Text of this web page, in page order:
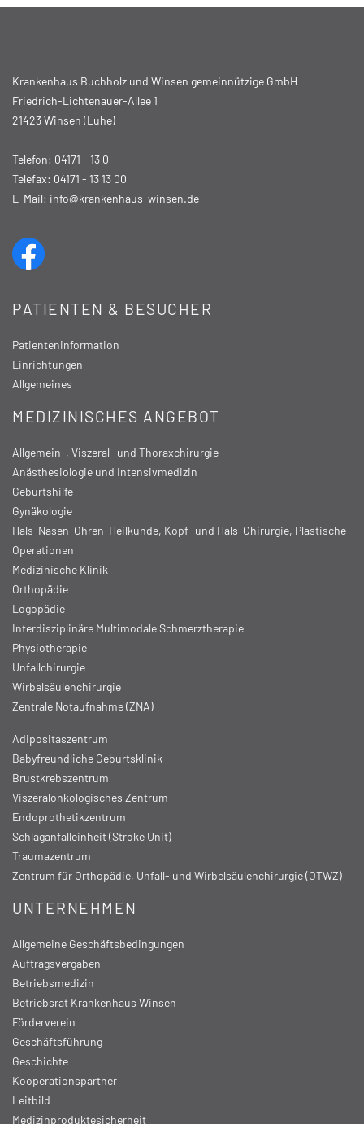
Krankenhaus Buchholz und Winsen gemeinnützige GmbH
Friedrich-Lichtenauer-Allee 1
21423 Winsen (Luhe)
Telefon: 04171 - 13 0
Telefax: 04171 - 13 13 00
E-Mail: info@krankenhaus-winsen.de
PATIENTEN & BESUCHER
Patienteninformation
Einrichtungen
Allgemeines
MEDIZINISCHES ANGEBOT
Allgemein-, Viszeral- und Thoraxchirurgie
Anästhesiologie und Intensivmedizin
Geburtshilfe
Gynäkologie
Hals-Nasen-Ohren-Heilkunde, Kopf- und Hals-Chirurgie, Plastische
Operationen
Medizinische Klinik
Orthopädie
Logopädie
Interdisziplinäre Multimodale Schmerztherapie
Physiotherapie
Unfallchirurgie
Wirbelsäulenchirurgie
Zentrale Notaufnahme (ZNA)
Adipositaszentrum
Babyfreundliche Geburtsklinik
Brustkrebszentrum
Viszeralonkologisches Zentrum
Endoprothetikzentrum
Schlaganfalleinheit (Stroke Unit)
Traumazentrum
Zentrum für Orthopädie, Unfall- und Wirbelsäulenchirurgie (OTWZ)
UNTERNEHMEN
Allgemeine Geschäftsbedingungen
Auftragsvergaben
Betriebsmedizin
Betriebsrat Krankenhaus Winsen
Förderverein
Geschäftsführung
Geschichte
Kooperationspartner
Leitbild
Medizinproduktesicherheit